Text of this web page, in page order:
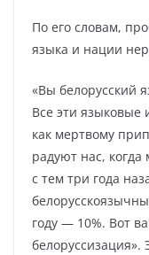
По его словам,
языка и нации
«Вы белорусский
Все эти
как мертвому
радуют нас,
с тем три года
году — 10%. Вот